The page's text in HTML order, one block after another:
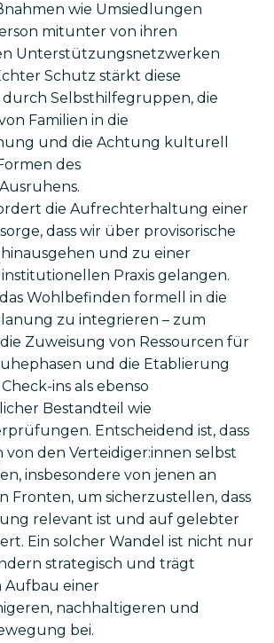
wie Umsiedlungen
mitunter von ihren
Unterstützungsnetzwerken
Schutz stärkt diese
Selbsthilfegruppen, die
Familien in die
und die Achtung kulturell
des
die Aufrechterhaltung einer
dass wir über provisorische
und zu einer
Praxis gelangen.
Wohlbefinden formell in die
zu integrieren – zum
Zuweisung von Ressourcen für
und die Etablierung
ins als ebenso
Bestandteil wie
Entscheidend ist, dass
von den Verteidiger:innen selbst
insbesondere von jenen an
Fronten, um sicherzustellen, dass
relevant ist und auf gelebter
Ein solcher Wandel ist nicht nur
strategisch und trägt
Aufbau einer
nachhaltigeren und
bei.